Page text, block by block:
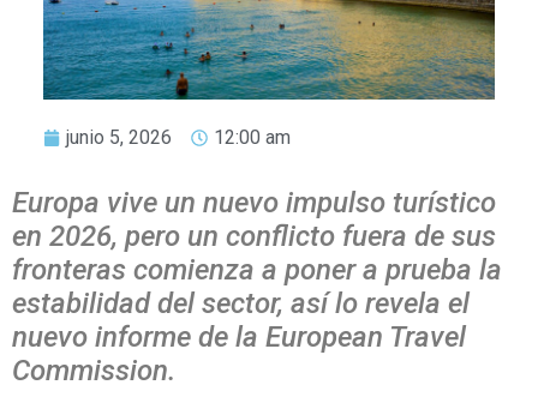
junio 5, 2026 12:00 am
Europa vive un nuevo impulso turístico
en 2026, pero un conflicto fuera de sus
fronteras comienza a poner a prueba la
estabilidad del sector, así lo revela el
nuevo informe de la European Travel
Commission.